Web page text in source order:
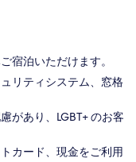
宿泊いただけます。
リティシステム、窓格
があり、LGBT+ のお客
カード、現金をご利用